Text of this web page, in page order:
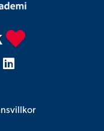
LinkedIn